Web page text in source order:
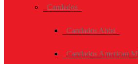
Candados
Candados Abba
Candados American